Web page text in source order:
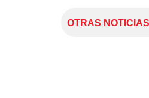
OTRAS NOTICIAS